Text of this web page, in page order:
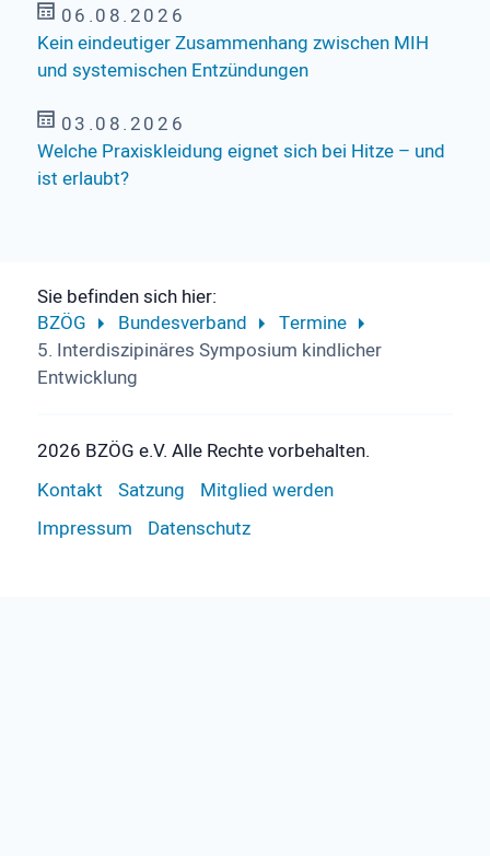
06.08.2026
Kein eindeutiger Zusammenhang zwischen MIH
und systemischen Entzündungen
03.08.2026
Welche Praxiskleidung eignet sich bei Hitze – und
ist erlaubt?
Sie befinden sich hier:
BZÖG
Bundesverband
Termine
5. Interdiszipinäres Symposium kindlicher
Entwicklung
2026 BZÖG e.V. Alle Rechte vorbehalten.
Kontakt Satzung
Mitglied werden
Impressum
Datenschutz